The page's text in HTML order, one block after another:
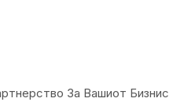
За Вашиот Бизнис